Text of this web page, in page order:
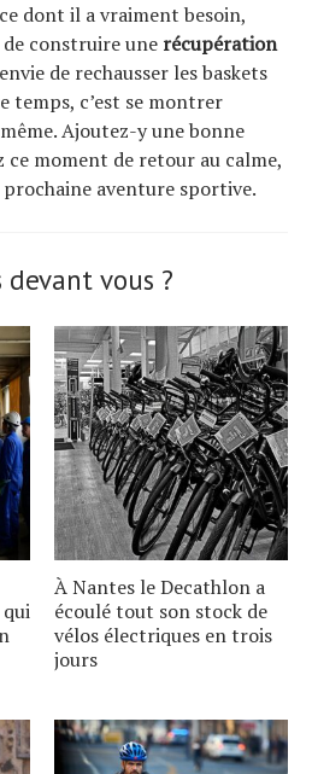
dont il a vraiment besoin,
construire une récupération
de rechausser les baskets
temps, c’est se montrer
Ajoutez-y une bonne
moment de retour au calme,
aventure sportive.
vous ?
À Nantes le Decathlon a
écoulé tout son stock de
vélos électriques en trois
jours